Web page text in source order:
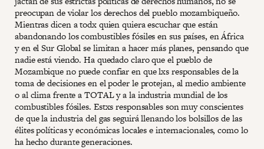
preocupan de violar los derechos del pueblo mozambiqueño.
Mientras dicen a todx quien quiera escuchar que están
abandonando los combustibles fósiles en sus países, en África
y en el Sur Global se limitan a hacer más planes, pensando que
nadie está viendo. Ha quedado claro que el pueblo de
Mozambique no puede confiar en que lxs responsables de la
toma de decisiones en el poder le protejan, al medio ambiente
o al clima frente a TOTAL y a la industria mundial de los
combustibles fósiles. Estxs responsables son muy conscientes
de que la industria del gas seguirá llenando los bolsillos de las
élites políticas y económicas locales e internacionales, como lo
ha hecho durante generaciones.